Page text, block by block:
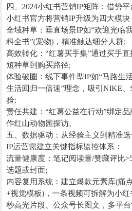
四、2024小红书营销IP矩阵：借势
小红书官方将营销IP升级为四大模块
全域种草：垂直场景IP如“欢迎光临
科全书”(宠物)，精准触达细分人群;
高效转化：“红薯买手集”通过买手
短种草到购买路径;
体验破圈：线下事件型IP如“马路生
生活回归一倍速”理念，吸引NIKE
验;
责任共建：“红薯公益在行动”绑定
作红山动物园探访。
五、数据驱动：从经验主义到精准
IP运营需建立关键指标监控体系：
流量健康度：笔记阅读量/赞藏评比
选题或封面;
内容复用系统：建立爆款元素库(痛
+视觉模板)，一条视频可拆解为小
秒高光片段、公众号长图文，多平